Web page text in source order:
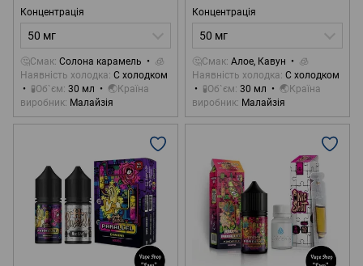
Концентрація
50 мг
🤔Смак Солона карамель
🧊
Наявність холодка С холодком
🧪Об`єм 30 мл
🌏Країна
виробник Малайзія
Концентрація
50 мг
🤔Смак Алое, Кавун
🧊
Наявність холодка С холодком
🧪Об`єм 30 мл
🌏Країна
виробник Малайзія